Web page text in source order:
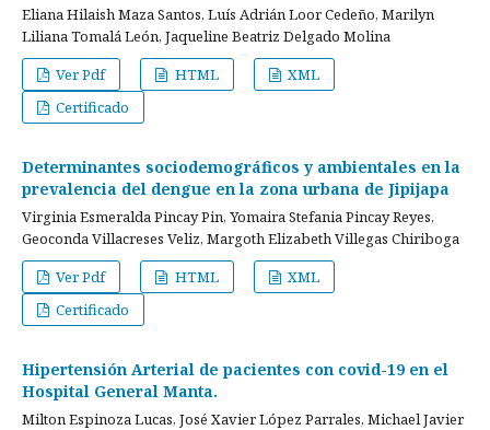
Eliana Hilaish Maza Santos, Luís Adrián Loor Cedeño, Marilyn
Liliana Tomalá León, Jaqueline Beatriz Delgado Molina
Ver Pdf
HTML
XML
Certificado
Determinantes sociodemográficos y ambientales en la
prevalencia del dengue en la zona urbana de Jipijapa
Virginia Esmeralda Pincay Pin, Yomaira Stefania Pincay Reyes,
Geoconda Villacreses Veliz, Margoth Elizabeth Villegas Chiriboga
Ver Pdf
HTML
XML
Certificado
Hipertensión Arterial de pacientes con covid-19 en el
Hospital General Manta.
Milton Espinoza Lucas, José Xavier López Parrales, Michael Javier